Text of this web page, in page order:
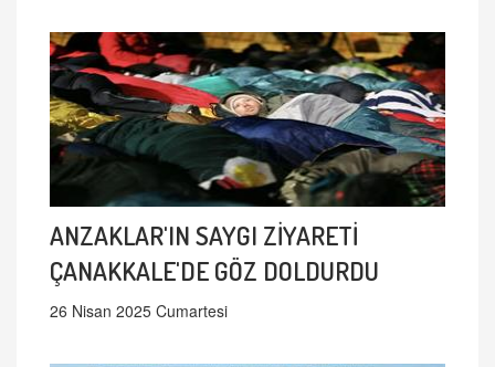
ANZAKLAR'IN SAYGI ZİYARETİ
ÇANAKKALE'DE GÖZ DOLDURDU
26 Nisan 2025 Cumartesi